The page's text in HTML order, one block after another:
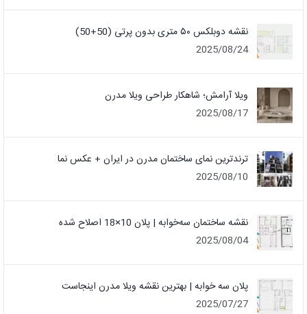
نقشه دوبلکس ۵۰ متری بدون پرتی (50+50)
2025/08/24
ویلا آرامش؛ شاهکار طراحی ویلا مدرن
2025/08/17
ترندترین نمای ساختمان مدرن در ایران + عکس نما
2025/08/10
نقشه ساختمان سه‌خوابه | پلان 10×18 اصلاح شده
2025/08/04
پلان سه خوابه | بهترین نقشه ویلا مدرن اینجاست
2025/07/27